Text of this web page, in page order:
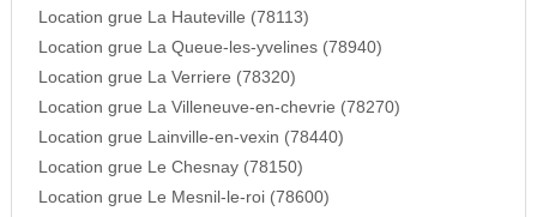
Location grue La Hauteville (78113)
Location grue La Queue-les-yvelines (78940)
Location grue La Verriere (78320)
Location grue La Villeneuve-en-chevrie (78270)
Location grue Lainville-en-vexin (78440)
Location grue Le Chesnay (78150)
Location grue Le Mesnil-le-roi (78600)